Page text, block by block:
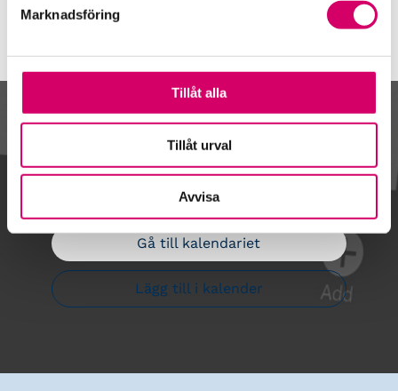
Marknadsföring
Tillåt alla
Tillåt urval
Avvisa
Kalendarium
Gå till kalendariet
Lägg till i kalender